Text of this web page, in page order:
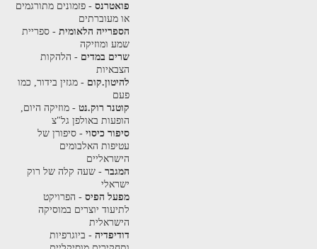
פואטרנס- פזמונים מתורגמים
או מעוברתים
הספרייה הלאומית- ספריית
שמע ומוזיקה
שרים במדים - הלהקות
הצבאיות
להיטון.קום - מגזין בידור, כמו
פעם
קוטנר רוק.נט- מוזיקה היום,
הופעות באולפן גל"צ
סיפור כיסוי- סיפורן של
עטיפות האלבומים
הישראליים
המגבר- שעה קלה של רוק
ישראלי
מפעל הפיס- הפרויקט
לתיעוד יוצרים במוסיקה
הישראלית
דודיפדיה- ביוגרפיות